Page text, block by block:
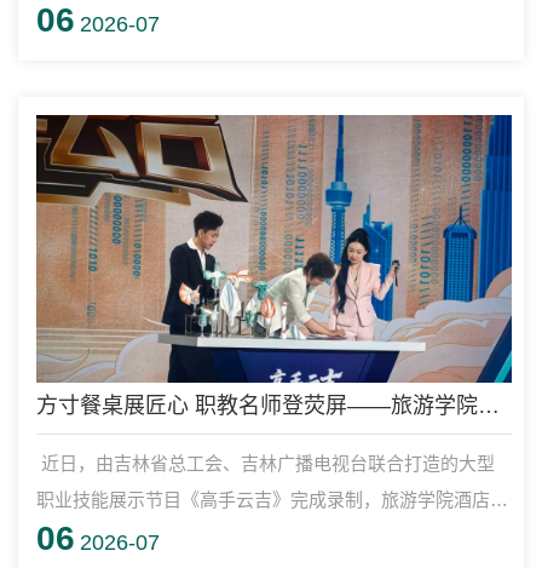
升、实践历练，着力打造一支政治过硬、业务精湛、甘于奉
批优秀党员骨干脱颖而出，被评为长春市教育系统和学校
“两优一先”先进典型，形成聚力奋进、对标创优的新风正
气。长春市教育系统“两优一先”表彰...
06 2026-07
方寸餐桌展匠心 职教名师登荧屏——旅游学院王洋老师亮相大型职业技能展示节目《高手云吉》
近日，由吉林省总工会、吉林广播电视台联合打造的大型
职业技能展示节目《高手云吉》完成录制，旅游学院酒店管
理与数字化运营专业教师王洋带领学生乔松、艾博拓、尹涵
06 2026-07